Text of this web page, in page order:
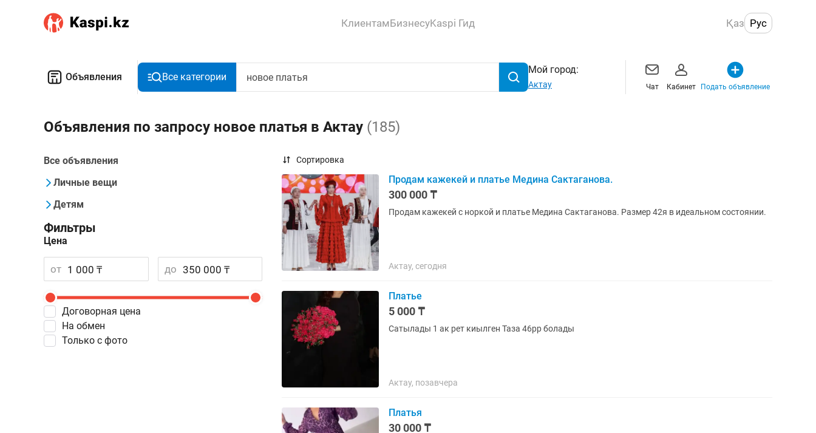
КлиентамБизнесуKaspi Гид Қаз Рус
Объявления Все категории
Мой город:
Актау Чат Кабинет Подать объявление
Объявления по запросу новое платья в Актау (185)
Все объявления
Личные вещи
Детям
Фильтры
Цена
от до
Договорная цена
На обмен
Только с фото
Сортировка
Продам кажекей и платье Медина Сактаганова.
300 000 ₸
Продам кажекей с норкой и платье Медина Сактаганова. Размер 42я в идеальном состоянии.
Актау, сегодня
Платье
5 000 ₸
Сатылады 1 ак рет киылген Таза 46рр болады
Актау, позавчера
Платья
30 000 ₸